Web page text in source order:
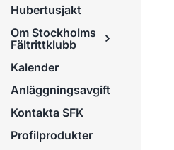
Hubertusjakt
Om Stockholms
Fältrittklubb
Kalender
Anläggningsavgift
Kontakta SFK
Profilprodukter